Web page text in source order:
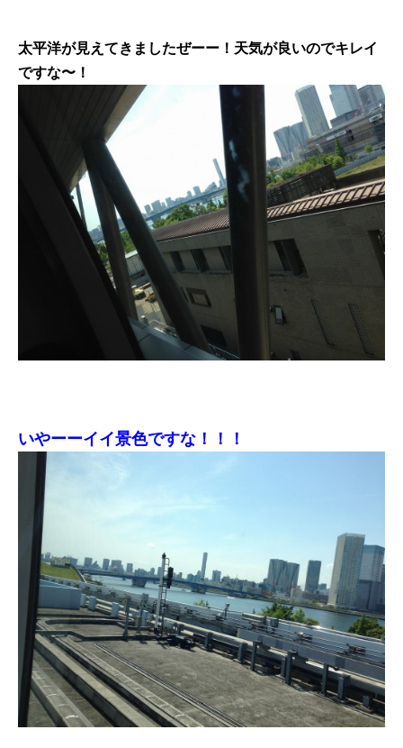
太平洋が見えてきましたぜーー！天気が良いのでキレイ
ですな〜！
いやーーイイ景色ですな！！！